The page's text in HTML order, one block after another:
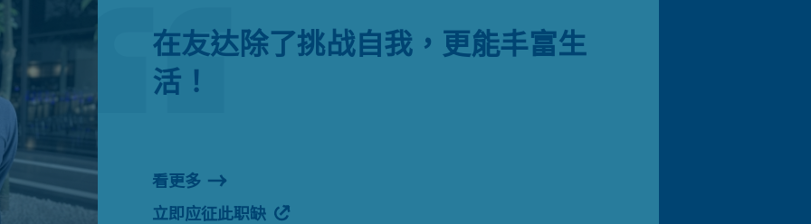
在友达除了挑战自我，更能丰富生
活！
看更多
立即应征此职缺